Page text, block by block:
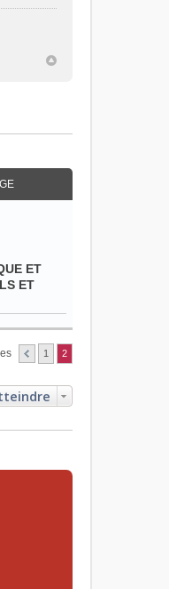
ET
ET
1 2